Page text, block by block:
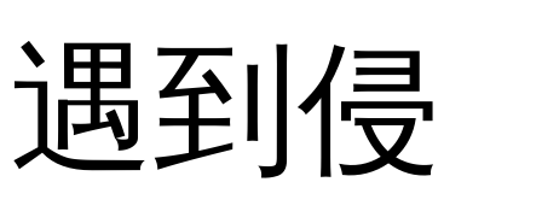
遇到侵